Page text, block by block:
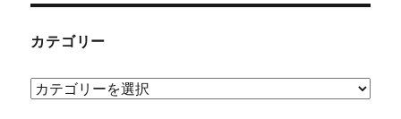
カテゴリー
カ